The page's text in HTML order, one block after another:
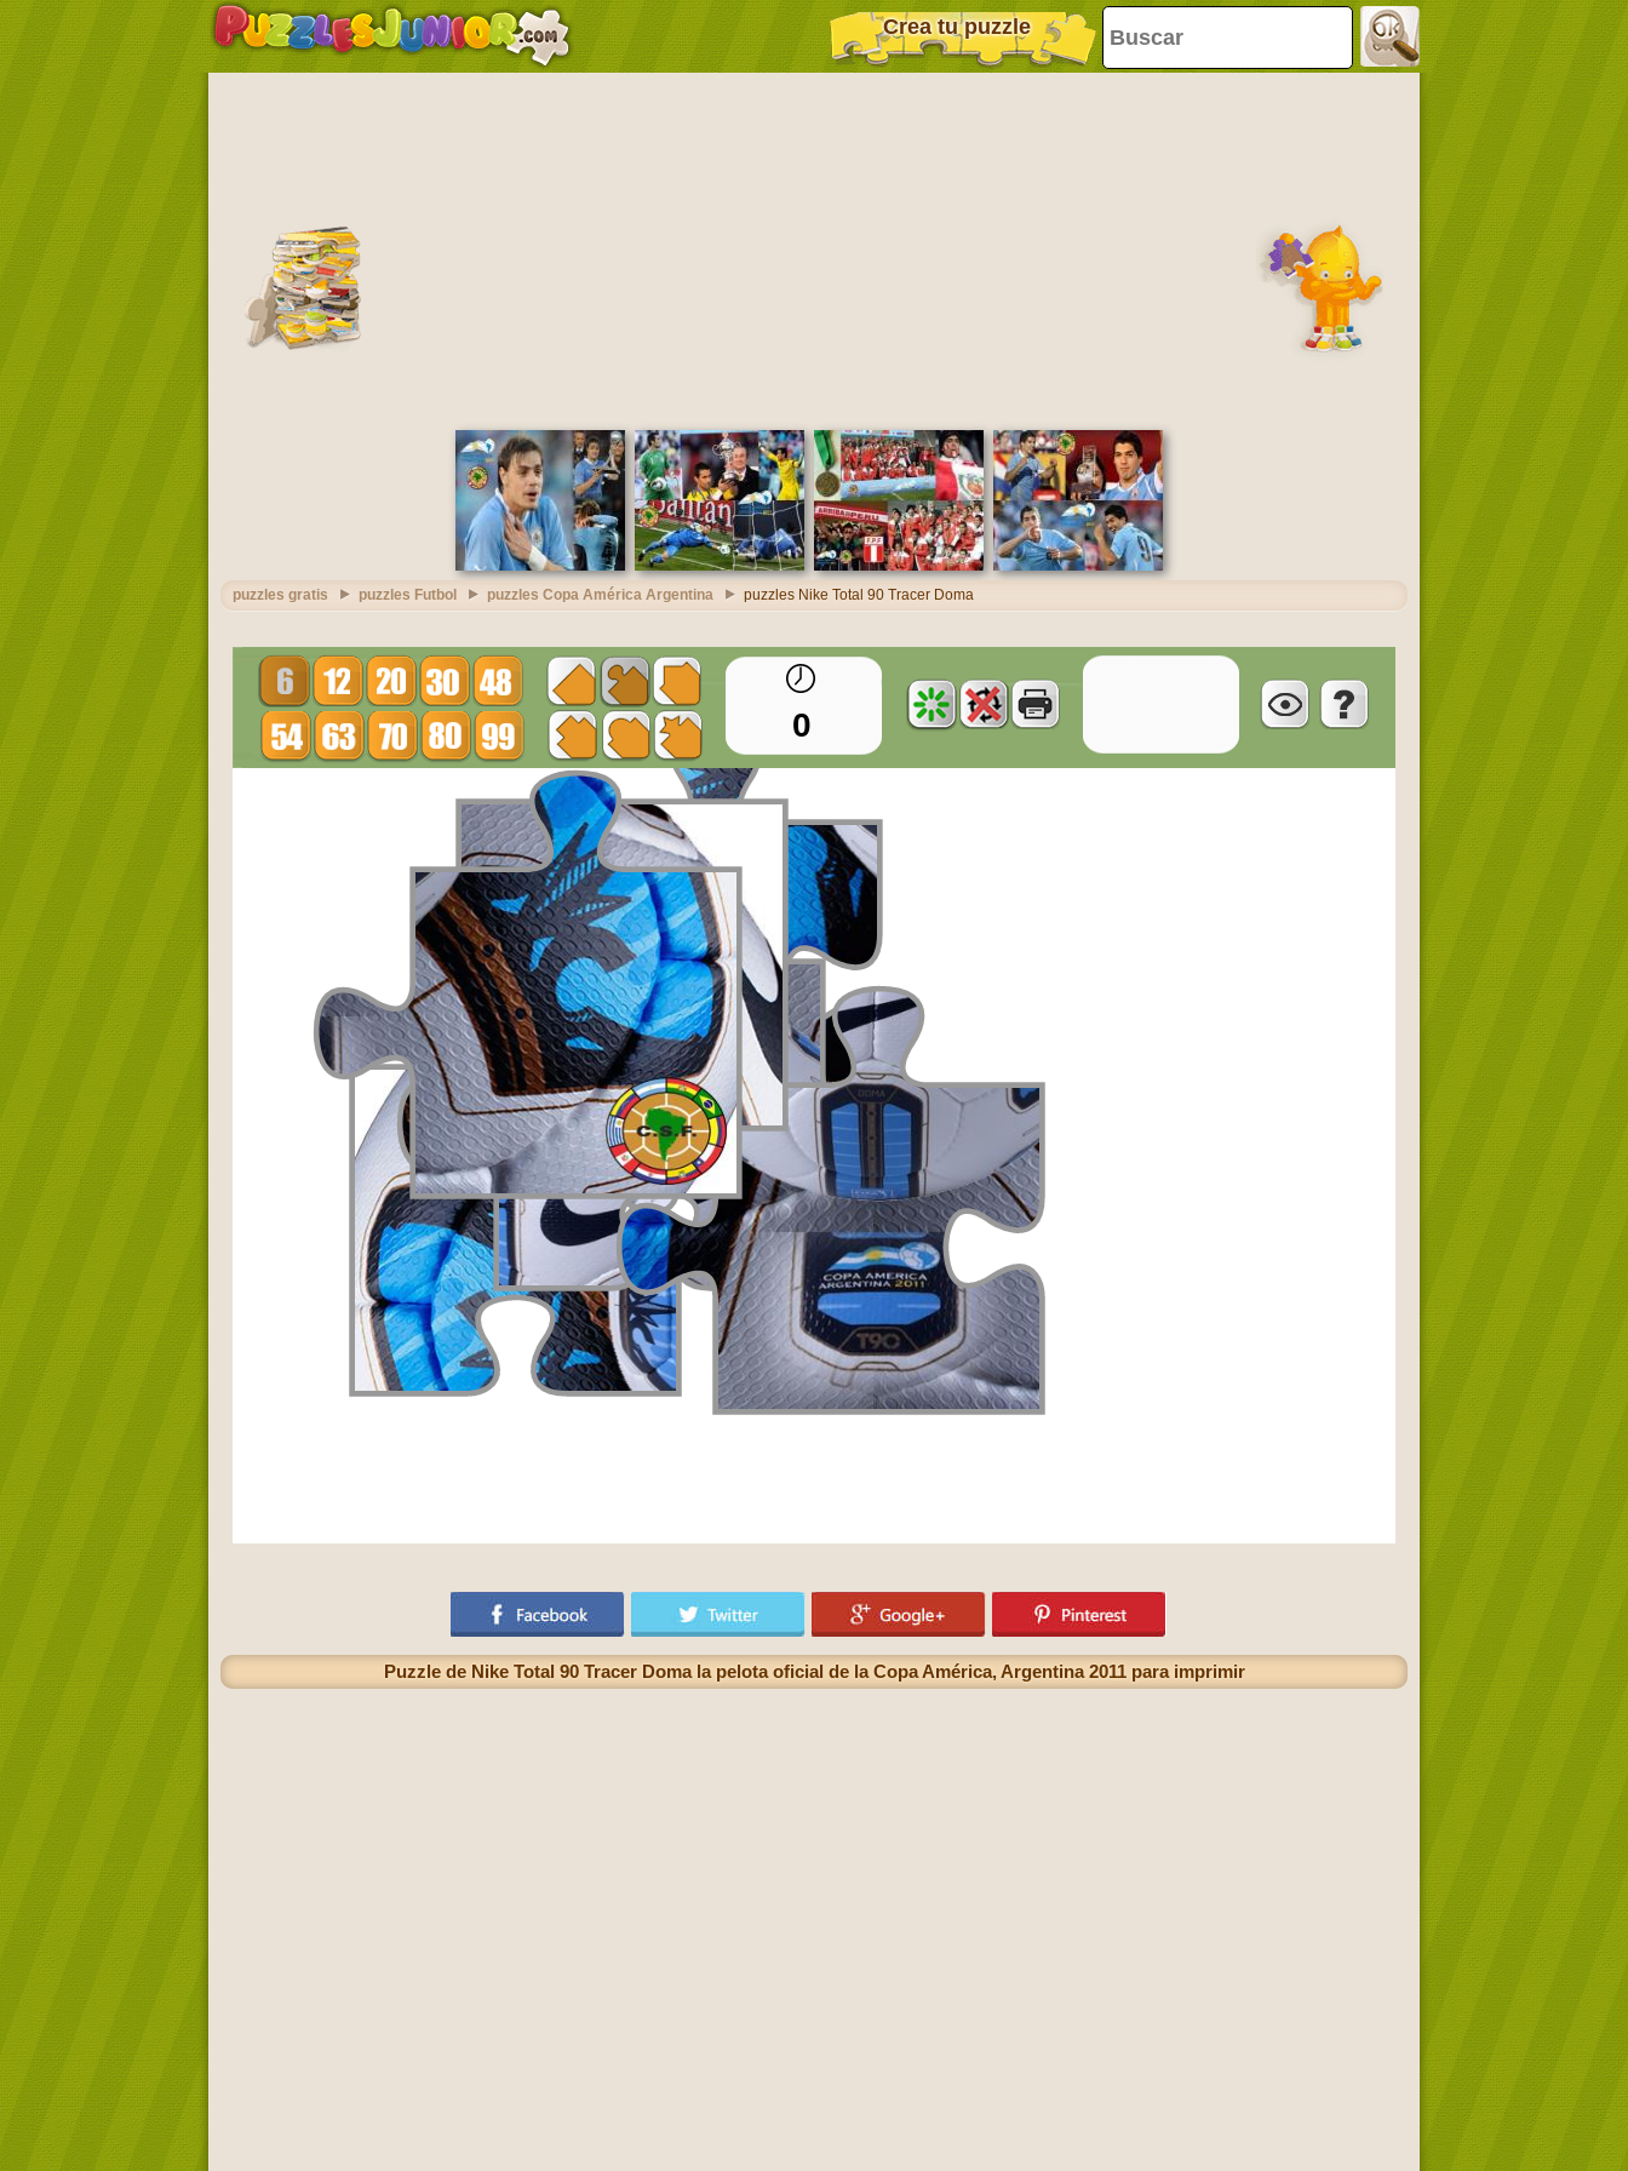
Crea tu puzzle
puzzles gratis puzzles Futbol puzzles Copa América Argentina puzzles Nike Total 90 Tracer Doma
0
Puzzle de Nike Total 90 Tracer Doma la pelota oficial de la Copa América, Argentina 2011 para imprimir